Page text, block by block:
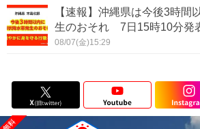
【速報】沖縄県は今後3時間
生のおそれ 7日15時10分発
08/07(金)15:29